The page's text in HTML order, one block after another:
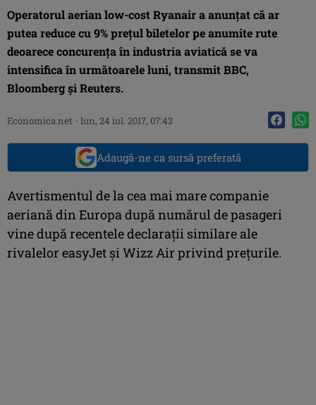
Operatorul aerian low-cost Ryanair a anunţat că ar
putea reduce cu 9% preţul biletelor pe anumite rute
deoarece concurenţa în industria aviatică se va
intensifica în următoarele luni, transmit BBC,
Bloomberg şi Reuters.
Economica.net - lun, 24 iul. 2017, 07:42
Adaugă-ne ca sursă preferată
Avertismentul de la cea mai mare companie
aeriană din Europa după numărul de pasageri
vine după recentele declaraţii similare ale
rivalelor easyJet şi Wizz Air privind preţurile.